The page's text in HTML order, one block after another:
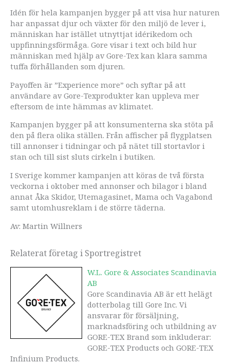
Idén för hela kampanjen bygger på att visa hur naturen
har anpassat djur och växter för den miljö de lever i,
människan har istället utnyttjat idérikedom och
uppfinningsförmåga. Gore visar i text och bild hur
människan med hjälp av Gore-Tex kan klara samma
tuffa förhållanden som djuren.
Payoffen är ”Experience more” och syftar på att
användare av Gore-Texprodukter kan uppleva mer
eftersom de inte hämmas av klimatet.
Kampanjen bygger på att konsumenterna ska stöta på
den på flera olika ställen. Från affischer på flygplatsen
till annonser i tidningar och på nätet till stortavlor i
stan och till sist sluts cirkeln i butiken.
I Sverige kommer kampanjen att köras de två första
veckorna i oktober med annonser och bilagor i bland
annat Åka Skidor, Utemagasinet, Mama och Vagabond
samt utomhusreklam i de större täderna.
Av: Martin Willners
Relaterat företag i Sportregistret
W.L. Gore & Associates Scandinavia
AB
Gore Scandinavia AB är ett helägt
dotterbolag till Gore Inc. Vi
ansvarar för försäljning,
marknadsföring och utbildning av
GORE-TEX Brand som inkluderar:
GORE-TEX Products och GORE-TEX
Infinium Products.